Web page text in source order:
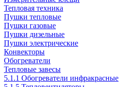
Тепловая техника
Пушки тепловые
Пушки газовые
Пушки дизельные
Пушки электрические
Конвекторы
Обогреватели
Тепловые завесы
5.1.1 Обогреватели инфракрасные